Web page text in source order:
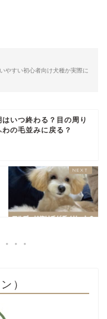
やすい初心者向け犬種か実際に
いつ終わる？目の周り
の毛並みに戻る？
）